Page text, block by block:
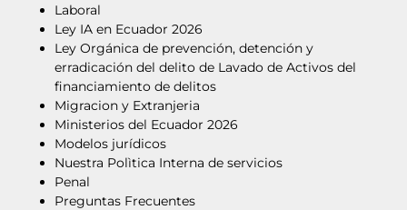
Laboral
Ley IA en Ecuador 2026
Ley Orgánica de prevención, detención y
erradicación del delito de Lavado de Activos del
financiamiento de delitos
Migracion y Extranjeria
Ministerios del Ecuador 2026
Modelos jurídicos
Nuestra Polìtica Interna de servicios
Penal
Preguntas Frecuentes